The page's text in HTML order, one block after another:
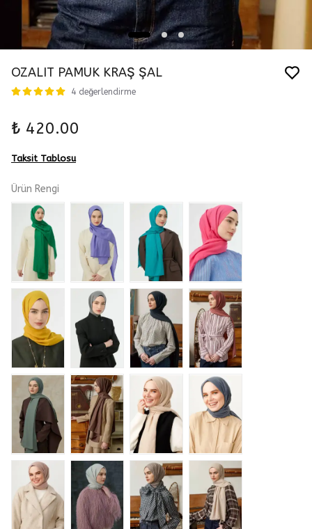
OZALIT PAMUK KRAŞ ŞAL
4 değerlendirme
₺ 420.00
Taksit Tablosu
Ürün Rengi